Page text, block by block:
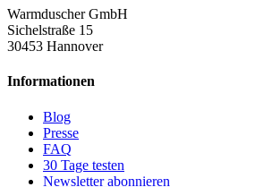
Warmduscher GmbH
Sichelstraße 15
30453 Hannover
Informationen
Blog
Presse
FAQ
30 Tage testen
Newsletter abonnieren